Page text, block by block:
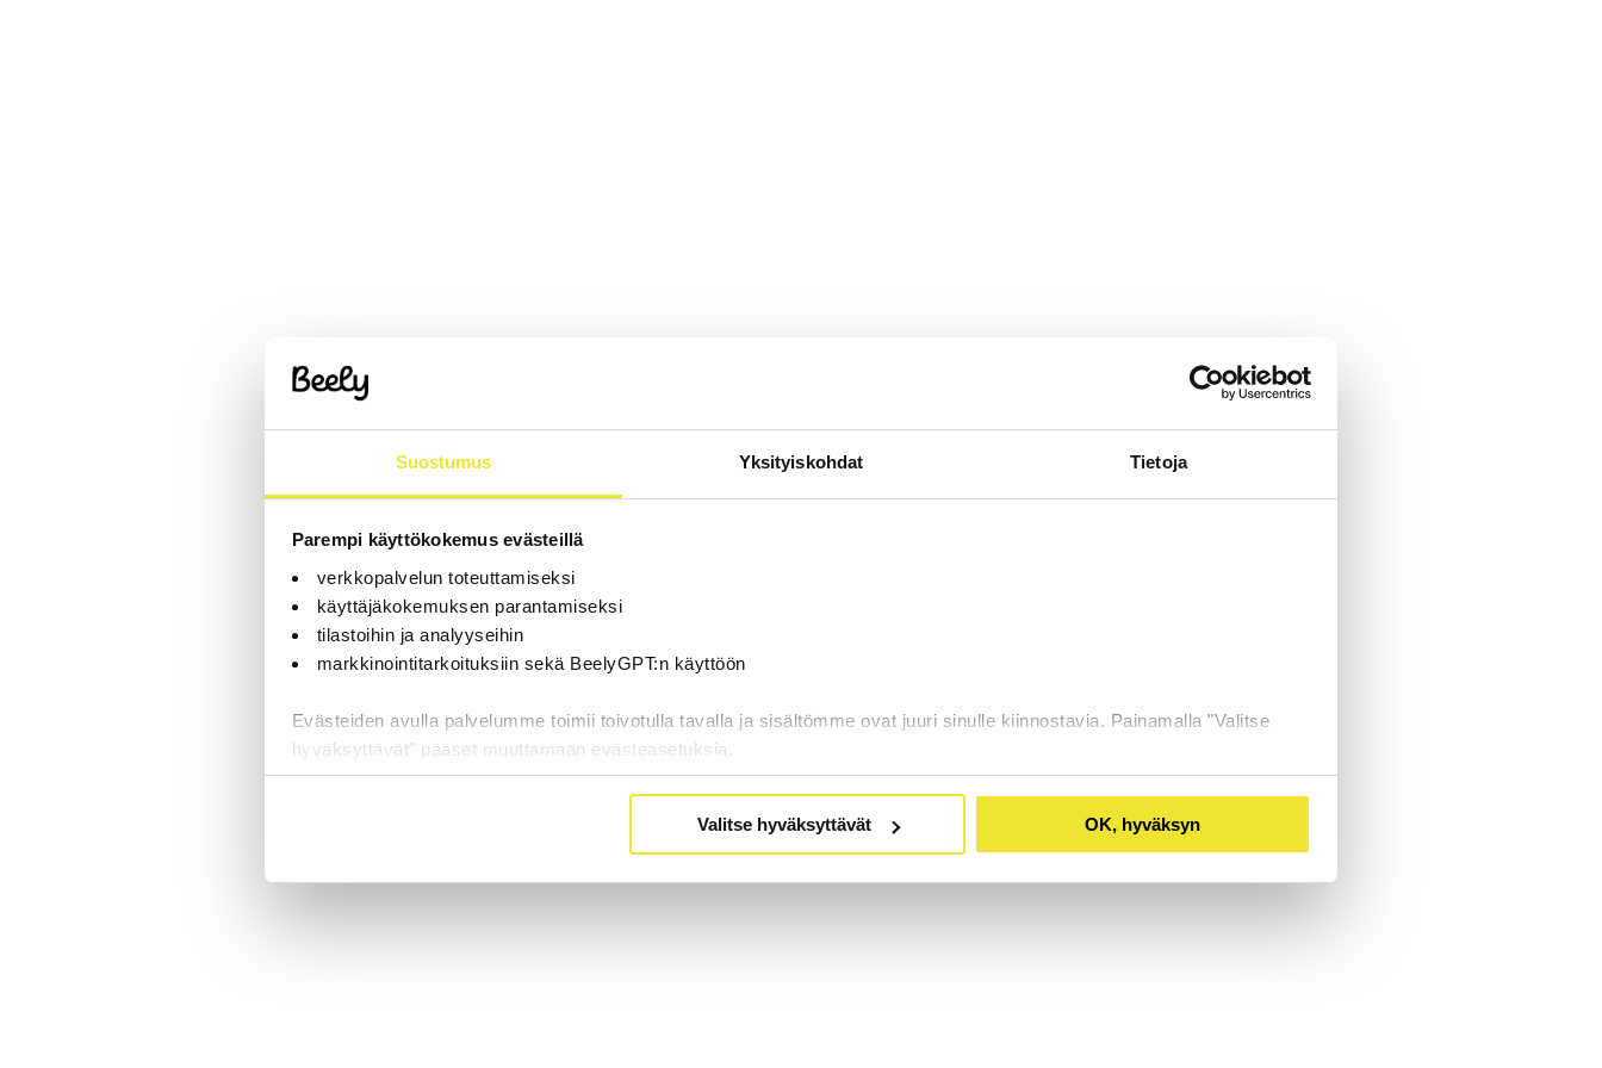
Suostumus Yksityiskohdat Tietoja
Parempi käyttökokemus evästeillä
verkkopalvelun toteuttamiseksi
käyttäjäkokemuksen parantamiseksi
tilastoihin ja analyyseihin
markkinointitarkoituksiin sekä BeelyGPT:n käyttöön
Evästeiden avulla palvelumme toimii toivotulla tavalla ja sisältömme ovat juuri sinulle kiinnostavia. Painamalla "Valitse
hyväksyttävät" pääset muuttamaan evästeasetuksia.
Valitse hyväksyttävät OK, hyväksyn